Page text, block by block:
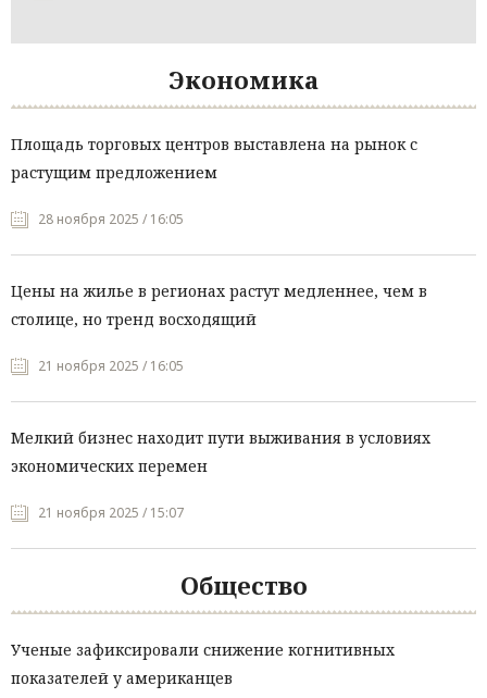
Экономика
Площадь торговых центров выставлена на рынок с
растущим предложением
28 ноября 2025 / 16:05
Цены на жилье в регионах растут медленнее, чем в
столице, но тренд восходящий
21 ноября 2025 / 16:05
Мелкий бизнес находит пути выживания в условиях
экономических перемен
21 ноября 2025 / 15:07
Общество
Ученые зафиксировали снижение когнитивных
показателей у американцев